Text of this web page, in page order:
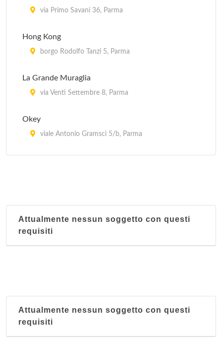
via Primo Savani 36, Parma
Hong Kong
borgo Rodolfo Tanzi 5, Parma
La Grande Muraglia
via Venti Settembre 8, Parma
Okey
viale Antonio Gramsci 5/b, Parma
Attualmente nessun soggetto con questi
requisiti
Attualmente nessun soggetto con questi
requisiti